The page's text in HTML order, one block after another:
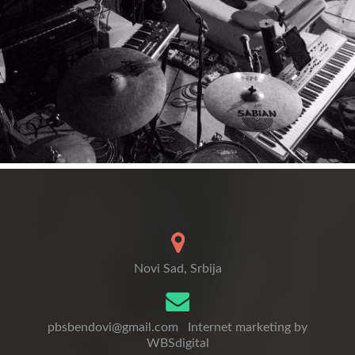
Novi Sad, Srbija
pbsbendovi@gmail.com
Internet marketing by
WBSdigital